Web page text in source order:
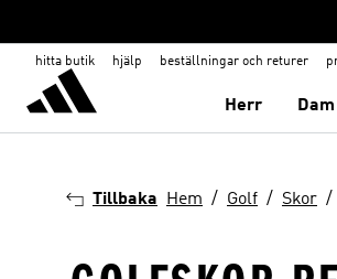
hitta butik hjälp beställningar och returer
Herr Dam
Tillbaka Hem Golf Skor